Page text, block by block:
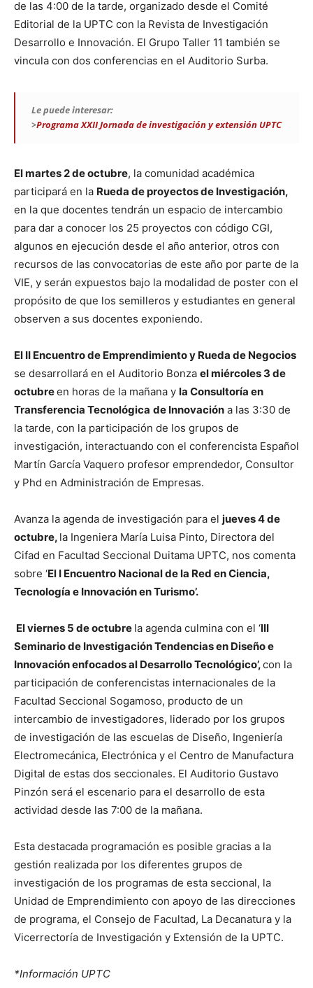
de las 4:00 de la tarde, organizado desde el Comité
Editorial de la UPTC con la Revista de Investigación
Desarrollo e Innovación. El Grupo Taller 11 también se
vincula con dos conferencias en el Auditorio Surba.
Le puede interesar:
>Programa XXII Jornada de investigación y extensión UPTC
El martes 2 de octubre, la comunidad académica
participará en la Rueda de proyectos de Investigación,
en la que docentes tendrán un espacio de intercambio
para dar a conocer los 25 proyectos con código CGI,
algunos en ejecución desde el año anterior, otros con
recursos de las convocatorias de este año por parte de la
VIE, y serán expuestos bajo la modalidad de poster con el
propósito de que los semilleros y estudiantes en general
observen a sus docentes exponiendo.
El II Encuentro de Emprendimiento y Rueda de Negocios
se desarrollará en el Auditorio Bonza el miércoles 3 de
octubreen horas de la mañana y la Consultoría en
Transferencia Tecnológica de Innovación a las 3:30 de
la tarde, con la participación de los grupos de
investigación, interactuando con el conferencista Español
Martín García Vaquero profesor emprendedor, Consultor
y Phd en Administración de Empresas.
Avanza la agenda de investigación para el jueves 4 de
octubre, la Ingeniera María Luisa Pinto, Directora del
Cifad en Facultad Seccional Duitama UPTC, nos comenta
sobre ‘El I Encuentro Nacional de la Red en Ciencia,
Tecnología e Innovación en Turismo’.
El viernes 5 de octubre la agenda culmina con el ‘III
Seminario de Investigación Tendencias en Diseño e
Innovación enfocados al Desarrollo Tecnológico’,con la
participación de conferencistas internacionales de la
Facultad Seccional Sogamoso, producto de un
intercambio de investigadores, liderado por los grupos
de investigación de las escuelas de Diseño, Ingeniería
Electromecánica, Electrónica y el Centro de Manufactura
Digital de estas dos seccionales. El Auditorio Gustavo
Pinzón será el escenario para el desarrollo de esta
actividad desde las 7:00 de la mañana.
Esta destacada programación es posible gracias a la
gestión realizada por los diferentes grupos de
investigación de los programas de esta seccional, la
Unidad de Emprendimiento con apoyo de las direcciones
de programa, el Consejo de Facultad, La Decanatura y la
Vicerrectoría de Investigación y Extensión de la UPTC.
*Información UPTC